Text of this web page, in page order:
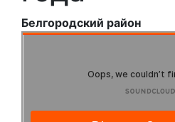
Белгородский район